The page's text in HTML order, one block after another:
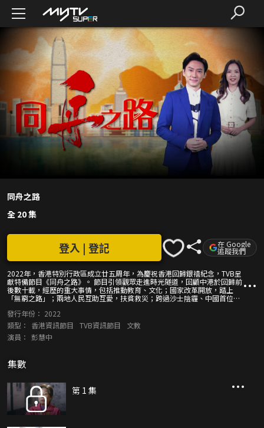
同舟之路
全 20 集
2022年，香港特別行政區成立廿五周年，為慶祝香港回歸銀禧紀念，TVB呈
獻特備節目《同舟之路》。 節目引領觀眾走進時光隧道，回顧中港於回歸前
後數十載，經歷的重大事情，包括推動教育、文化；國家改革開放，踏上
「無窮之路」；兩地人民互助互愛，扶貧救災；跨過沙士陰霾、中國首位航
濃於水、唇齒相依的密切關係，擁有獅子山精神，風雨同舟的集體回憶。
登入 | 登記 在 Google
追蹤我們
發行年份： 2022
類型：
香港資訊節目 TVB資訊節目
文教
演員： 彭慧中
集數
第 1 集